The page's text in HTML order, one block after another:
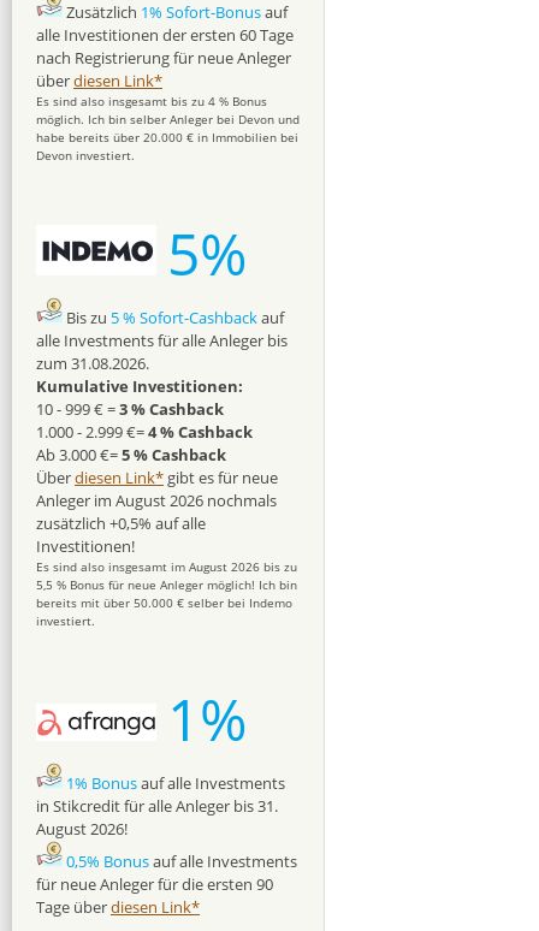
Zusätzlich 1% Sofort-Bonusauf
alle Investitionen der ersten 60 Tage
nach Registrierung für neue Anleger
überdiesen Link*
Es sind also insgesamt bis zu 4 % Bonus
möglich. Ich bin selber Anleger bei Devon und
habe bereits über 20.000 € in Immobilien bei
Devon investiert.
5%
Bis zu 5 % Sofort-Cashbackauf
alle Investments für alle Anleger bis
zum 31.08.2026.
Kumulative Investitionen:
10 - 999 € =3 % Cashback
1.000 - 2.999 €=4 % Cashback
Ab 3.000 €=5 % Cashback
Überdiesen Link* gibt es für neue
Anleger im August 2026 nochmals
zusätzlich +0,5% auf alle
Investitionen!
Es sind also insgesamt im August 2026 bis zu
5,5 % Bonus für neue Anleger möglich! Ich bin
bereits mit über 50.000 € selber bei Indemo
investiert.
1%
1% Bonusauf alle Investments
in Stikcredit für alle Anleger bis 31.
August 2026!
0,5% Bonusauf alle Investments
für neue Anleger für die ersten 90
Tage überdiesen Link*